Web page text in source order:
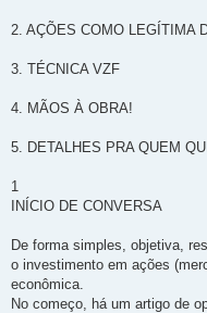
2. AÇÕES COMO LEGÍTIMA
3. TÉCNICA VZF
4. MÃOS À OBRA!
5. DETALHES PRA QUEM
1
INÍCIO DE CONVERSA
De forma simples, objetiva,
o investimento em ações
econômica.
No começo, há um artigo de